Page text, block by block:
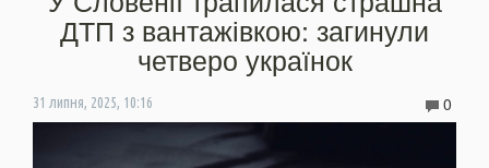
ДТП з вантажівкою: загинули
четверо українок
31 липня, 2025, 10:16 0